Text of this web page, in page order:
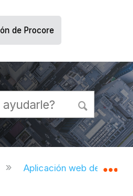
de Procore
jerarquía global
Aplicación web de